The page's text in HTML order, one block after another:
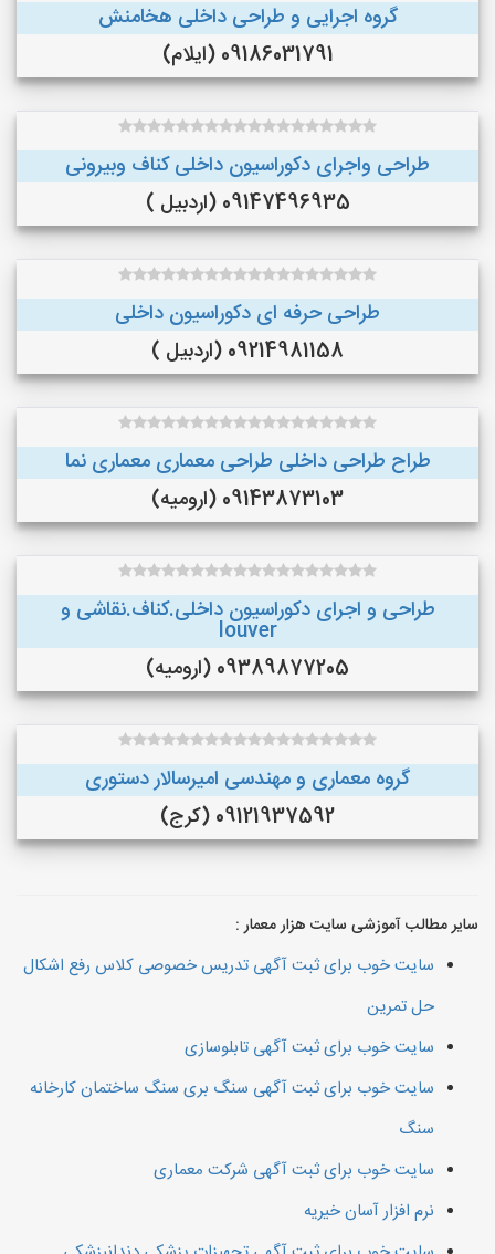
گروه اجرایی و طراحی داخلی هخامنش
09186031791 (ایلام)
طراحی واجرای دکوراسیون داخلی کناف وبیرونی
09147496935 (اردبیل )
طراحی حرفه ای دکوراسیون داخلی
09214981158 (اردبیل )
طراح طراحی داخلی طراحی معماری معماری نما
09143873103 (ارومیه)
طراحی و اجرای دکوراسیون داخلی.کناف.نقاشی و
louver
09389877205 (ارومیه)
گروه معماری و مهندسی امیرسالار دستوری
09121937592 (کرج)
سایر مطالب آموزشی سایت هزار معمار :
سایت خوب برای ثبت آگهی تدریس خصوصی کلاس رفع اشکال
حل تمرین
سایت خوب برای ثبت آگهی تابلوسازی
سایت خوب برای ثبت آگهی سنگ بری سنگ ساختمان کارخانه
سنگ
سایت خوب برای ثبت آگهی شرکت معماری
نرم افزار آسان خیریه